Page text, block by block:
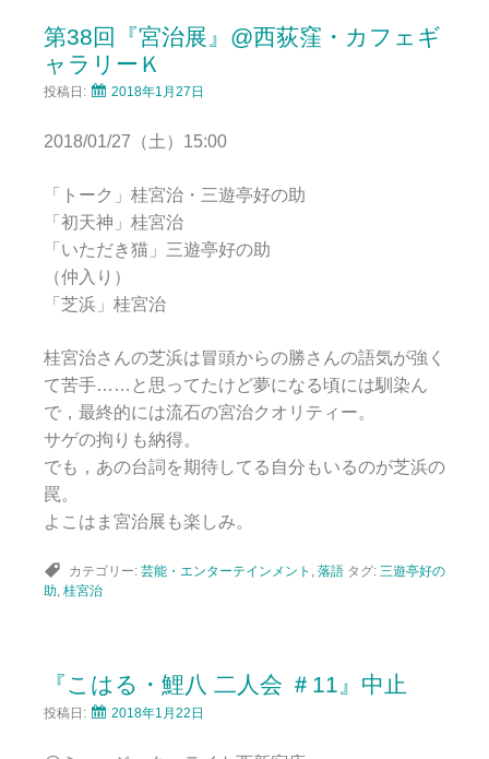
第38回『宮治展』@西荻窪・カフェギ
ャラリーＫ
投稿日: 2018年1月27日
2018/01/27（土）15:00
「トーク」桂宮治・三遊亭好の助
「初天神」桂宮治
「いただき猫」三遊亭好の助
（仲入り）
「芝浜」桂宮治
桂宮治さんの芝浜は冒頭からの勝さんの語気が強く
て苦手……と思ってたけど夢になる頃には馴染ん
で，最終的には流石の宮治クオリティー。
サゲの拘りも納得。
でも，あの台詞を期待してる自分もいるのが芝浜の
罠。
よこはま宮治展も楽しみ。
カテゴリー: 芸能・エンターテインメント , 落語 タグ: 三遊亭好の
助, 桂宮治
『こはる・鯉八 二人会 ＃11』中止
投稿日: 2018年1月22日